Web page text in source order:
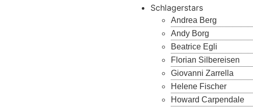
Schlagerstars
Andrea Berg
Andy Borg
Beatrice Egli
Florian Silbereisen
Giovanni Zarrella
Helene Fischer
Howard Carpendale